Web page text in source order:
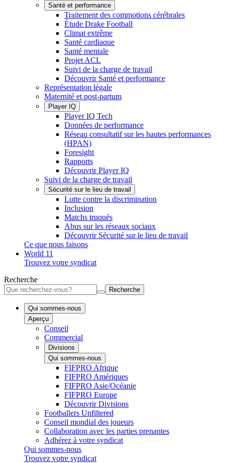
Santé et performance
Traitement des commotions cérébrales
Étude Drake Football
Climat extrême
Santé cardiaque
Santé mentale
Projet ACL
Suivi de la charge de travail
Découvrir Santé et performance
Représentation légale
Maternité et post-partum
Player IQ
Player IQ Tech
Données de performance
Réseau consultatif sur les hautes performances
(HPAN)
Foresight
Rapports
Découvrir Player IQ
Suivi de la charge de travail
Sécurité sur le lieu de travail
Lutte contre la discrimination
Inclusion
Matchs truqués
Abus sur les réseaux sociaux
Découvrir Sécurité sur le lieu de travail
Ce que nous faisons
World 11
Trouvez votre syndicat
Recherche
Recherche
Qui sommes-nous
Aperçu
Conseil
Commercial
Divisions
Qui sommes-nous
FIFPRO Afrique
FIFPRO Amériques
FIFPRO Asie/Océanie
FIFPRO Europe
Découvrir Divisions
Footballers Unfiltered
Conseil mondial des joueurs
Collaboration avec les parties prenantes
Adhérez à votre syndicat
Qui sommes-nous
Trouvez votre syndicat